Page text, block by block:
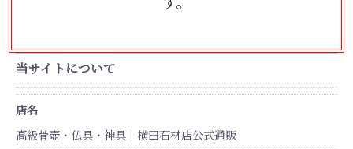
当サイトについて
店名
高級骨壺・仏具・神具｜横田石材店公式通販